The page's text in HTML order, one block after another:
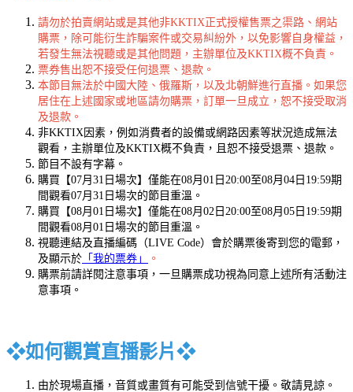
請勿於拍賣網站或是其他非KKTIX正式授權售票之渠路、網站
購票，除可能衍生詐騙案件或交易糾紛外，以免影響自身權益，
若發生無法視聽或是其他問題，主辦單位及KKTIX概不負責。
票券售出恕不接受任何退票、退款。
本節目無法於中國大陸、俄羅斯，以及北朝鮮進行直播。如果您
居住在上述國家或地區請勿購票，訂單一旦成立，恕不接受取消
及退款。
非KKTIX因素，例如消費者的設備或網路因素等狀況造成無法
觀看，主辦單位及KKTIX概不負責，且恕不接受退票、退款。
節目不設有字幕。
購買【07月31日場次】僅能在08月01日20:00至08月04日19:59期
間觀看07月31日場次的節目重溫。
購買【08月01日場次】僅能在08月02日20:00至08月05日19:59期
間觀看08月01日場次的節目重溫。
視聽連結及直播編碼（LIVE Code）會於購票後寄到您的電郵，
及顯示於 「我的票券」
。
購票前請詳閱注意事項，一旦購票成功視為同意上述所有活動注
意事項。
❖如何觀賞直播影片❖
由於現場直播，音質或畫質有可能受到信號干擾。敬請見諒。